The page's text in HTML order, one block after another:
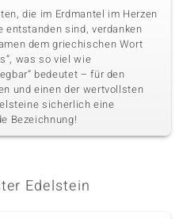
die im Erdmantel im Herzen
entstanden sind, verdanken
dem griechischen Wort
was so viel wie
bedeutet – für den
und einen der wertvollsten
sicherlich eine
Bezeichnung!
Edelstein